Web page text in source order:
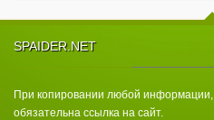
SPAIDER.NET
При копировании любой информации,
обязательна ссылка на сайт.